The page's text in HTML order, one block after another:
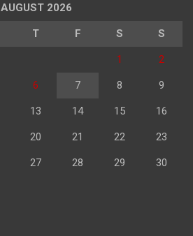
AUGUST 2026
T F S S
1 2
6 7 8 9
13 14 15 16
20 21 22 23
27 28 29 30